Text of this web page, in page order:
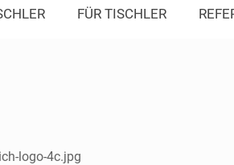
FÜR TISCHLER
logo-4c.jpg